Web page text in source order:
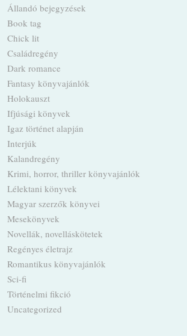
Állandó bejegyzések
Book tag
Chick lit
Családregény
Dark romance
Fantasy könyvajánlók
Holokauszt
Ifjúsági könyvek
Igaz történet alapján
Interjúk
Kalandregény
Krimi, horror, thriller könyvajánlók
Lélektani könyvek
Magyar szerzők könyvei
Mesekönyvek
Novellák, novelláskötetek
Regényes életrajz
Romantikus könyvajánlók
Sci-fi
Történelmi fikció
Uncategorized